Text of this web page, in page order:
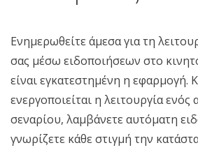
Ενημερωθείτε άμεσα για τη
σας μέσω ειδοποιήσεων στο
είναι εγκατεστημένη η εφαρμογή.
ενεργοποιείται η λειτουργία
σεναρίου, λαμβάνετε αυτόματη
γνωρίζετε κάθε στιγμή την